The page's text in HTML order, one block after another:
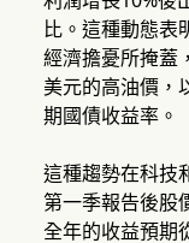
比。這種動態表
經濟擔憂所掩蓋
美元的高油價，
期國債收益率。
這種趨勢在科技
第一季報告後股
全年的收益預期